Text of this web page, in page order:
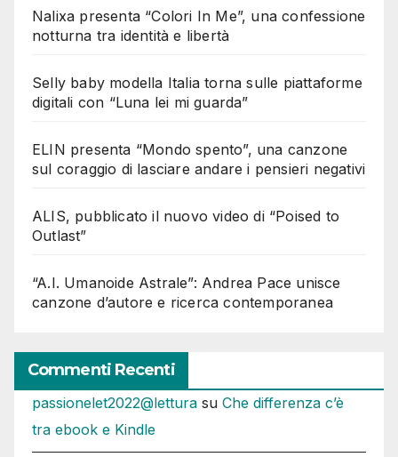
Nalixa presenta “Colori In Me”, una confessione
notturna tra identità e libertà
Selly baby modella Italia torna sulle piattaforme
digitali con “Luna lei mi guarda”
ELIN presenta “Mondo spento”, una canzone
sul coraggio di lasciare andare i pensieri negativi
ALIS, pubblicato il nuovo video di “Poised to
Outlast”
“A.I. Umanoide Astrale”: Andrea Pace unisce
canzone d’autore e ricerca contemporanea
Commenti Recenti
passionelet2022@lettura su Che differenza c’è
tra ebook e Kindle